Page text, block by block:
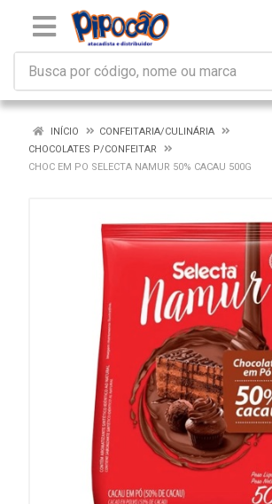
INÍCIO
CONFEITARIA/CULINÁRIA
CHOCOLATES P/CONFEITAR
CHOC EM PO SELECTA NAMUR 50% CACAU 500G